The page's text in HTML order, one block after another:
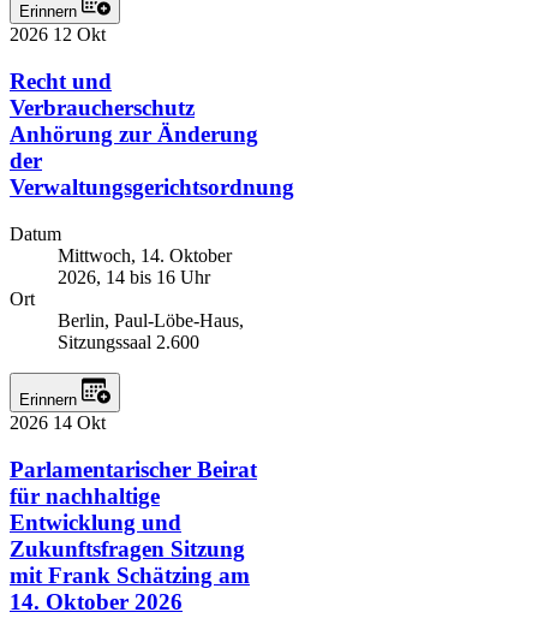
Erinnern
2026 12 Okt
Recht und
Verbraucherschutz
Anhörung zur Änderung
der
Verwaltungsgerichtsordnung
Datum
Mittwoch, 14. Oktober
2026, 14 bis 16 Uhr
Ort
Berlin, Paul-Löbe-Haus,
Sitzungssaal 2.600
Erinnern
2026 14 Okt
Parlamentarischer Beirat
für nachhaltige
Entwicklung und
Zukunftsfragen Sitzung
mit Frank Schätzing am
14. Oktober 2026